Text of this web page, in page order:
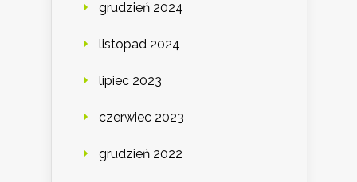
grudzień 2024
listopad 2024
lipiec 2023
czerwiec 2023
grudzień 2022